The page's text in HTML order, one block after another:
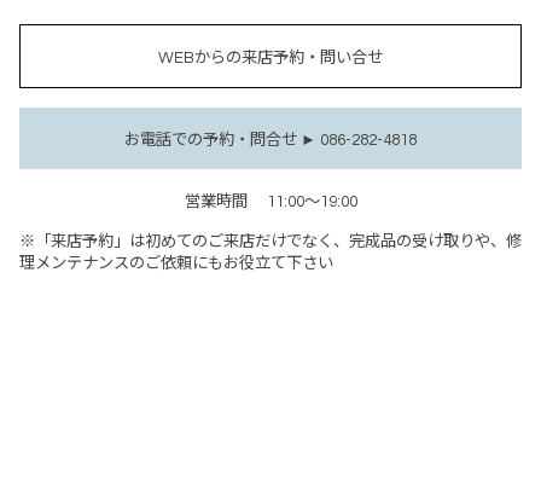
WEBからの来店予約・問い合せ
お電話での予約・問合せ ► 086-282-4818
営業時間 11:00～19:00
※「来店予約」は初めてのご来店だけでなく、完成品の受け取りや、修
理メンテナンスのご依頼にもお役立て下さい